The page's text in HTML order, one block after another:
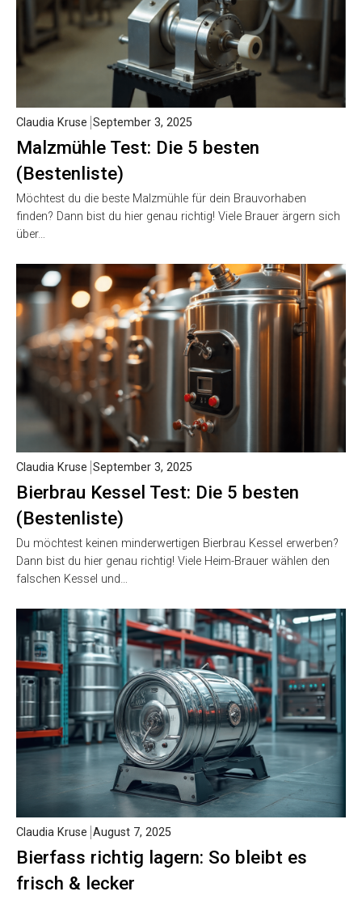
Malzmühle Test: Die 5 besten
(Bestenliste)
Claudia Kruse September 3, 2025
Möchtest du die beste Malzmühle für dein Brauvorhaben
finden? Dann bist du hier genau richtig! Viele Brauer ärgern sich
über…
Bierbrau Kessel Test: Die 5 besten
(Bestenliste)
Claudia Kruse September 3, 2025
Du möchtest keinen minderwertigen Bierbrau Kessel erwerben?
Dann bist du hier genau richtig! Viele Heim-Brauer wählen den
falschen Kessel und…
Bierfass richtig lagern: So bleibt es
frisch & lecker
Claudia Kruse August 7, 2025